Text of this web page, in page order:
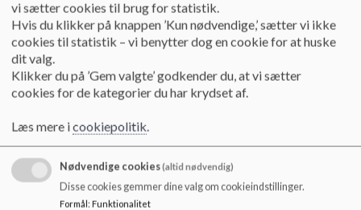
Opmærksomhed påandel elever med mindst 2 i dansk og
at få så mange elever til prøver som muligt, og flere MK-
men lykkes ikke altid med at bestå begge fag.
Elevfraværet er lavere end gennemsnittet i kommunen
hurtigere kan få data på elevers skolefravær med henblik på at
indsatser.
Andelen af elever er der overgået til ungdomsuddannelse
kollektive vejledning kan bidrage til, for at unge træffer oplyste
ungdomsuddannelse.
Kommunal opmærksomhed på matematikresultater
vi sætter cookies til brug for statistik.
Hvis du klikker på knappen ’Kun nødvendige,’ sætter vi ikke
cookies til statistik – vi benytter dog en cookie for at huske
dit valg.
Klikker du på ’Gem valgte’ godkender du, at vi sætter
cookies for de kategorier du har krydset af.
Læs mere icookiepolitik.
Nødvendige cookies(altid nødvendig)
Disse cookies gemmer dine valg om cookieindstillinger.
Formål: Funktionalitet